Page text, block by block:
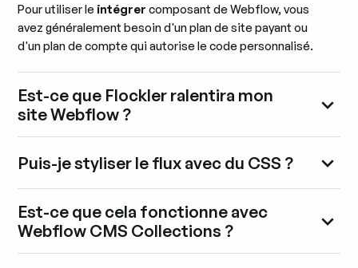
Pour utiliser le intégrer composant de Webflow, vous
avez généralement besoin d'un plan de site payant ou
d'un plan de compte qui autorise le code personnalisé.
Est-ce que Flockler ralentira mon
site Webflow ?
Puis-je styliser le flux avec du CSS ?
Est-ce que cela fonctionne avec
Webflow CMS Collections ?